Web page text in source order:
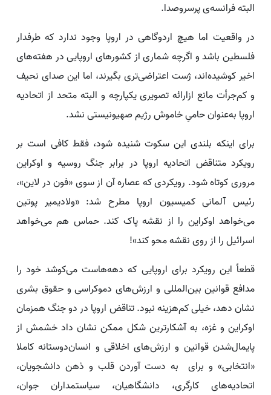
البته فرانسه‌ی پرسروصدا.
در واقعیت اما هیچ اردوگاهی در اروپا وجود ندارد که طرفدار
فلسطین باشد و اگرچه شماری از کشورهای اروپایی در هفته‌های
اخیر کوشیده‌اند، ژست اعتراضی‌تری بگیرند، اما این صدای نحیف
و کم‌جرأت مانع ازارائه تصویری یکپارچه و البته متحد از اتحادیه
اروپا به‌عنوان حامیِ خاموش رژیم صهیونیستی نشد.
برای اینکه بلندی این سکوت شنیده شود، فقط کافی است بر
رویکرد متناقض اتحادیه اروپا در برابر جنگ روسیه و اوکراین
مروری کوتاه شود. رویکردی که عصاره آن از سوی «فون در لاین»،
رئیس آلمانی کمیسیون اروپا مطرح شد: «ولادیمیر پوتین
می‌خواهد اوکراین را از نقشه پاک کند. حماس هم می‌خواهد
اسرائیل را از روی نقشه محو کند»!
قطعاً این رویکرد برای اروپایی که دهه‌هاست می‌کوشد خود را
مدافع قوانین بین‌المللی و ارزش‌های دموکراسی و حقوق بشری
نشان دهد، خیلی کم‌هزینه نبود. تناقض اروپا در دو جنگ همزمان
اوکراین و غزه، به آشکارترین شکل ممکن نشان داد خشمش از
پایمال‌شدن قوانین و ارزش‌های اخلاقی و انسان‌دوستانه کاملا
«انتخابی» و برای به دست آوردن قلب و ذهن دانشجویان،
اتحادیه‌های کارگری، دانشگاهیان، سیاستمداران جوان،